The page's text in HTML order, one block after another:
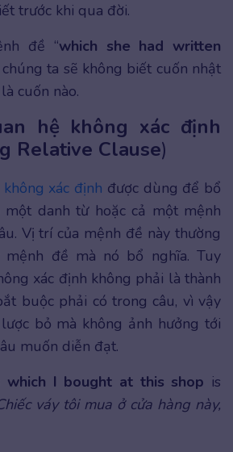
trước khi qua đời.
đề “which she had written
chúng ta sẽ không biết cuốn nhật
cuốn nào.
hệ không xác định
Relative Clause)
xác định được dùng để bổ
danh từ hoặc cả một mệnh
Vị trí của mệnh đề này thường
mệnh đề mà nó bổ nghĩa. Tuy
xác định không phải là thành
buộc phải có trong câu, vì vậy
bỏ mà không ảnh hưởng tới
muốn diễn đạt.
which I bought at this shop is
váy tôi mua ở cửa hàng này,